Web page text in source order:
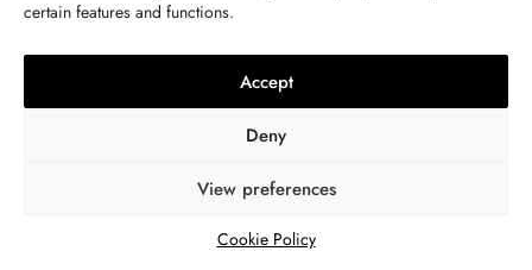
certain features and functions.
Accept
Deny
View preferences
Cookie Policy
PEDRA,JÓIAS
Peridoto Propriedades,
Significado, Valor,